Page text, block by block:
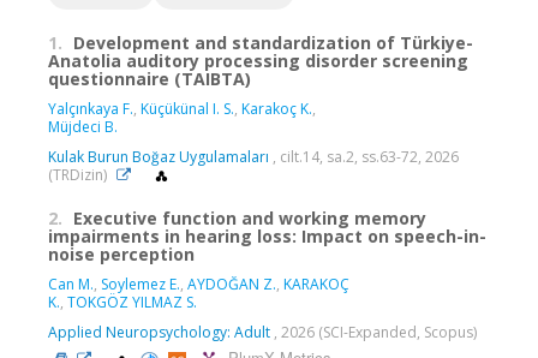
1. Development and standardization of Türkiye-
Anatolia auditory processing disorder screening
questionnaire (TAIBTA)
Yalçınkaya F., Küçükünal I. S., Karakoç K.,
Müjdeci B.
Kulak Burun Boğaz Uygulamaları , cilt.14, sa.2, ss.63-72, 2026
(TRDizin)
2. Executive function and working memory
impairments in hearing loss: Impact on speech-in-
noise perception
Can M., Soylemez E., AYDOĞAN Z., KARAKOÇ
K., TOKGÖZ YILMAZ S.
Applied Neuropsychology: Adult , 2026 (SCI-Expanded, Scopus)